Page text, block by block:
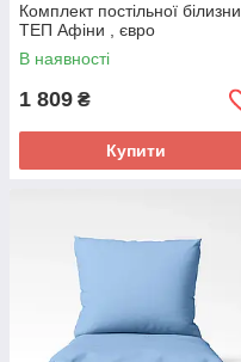
Комплект постільної білизни
ТЕП Афіни , євро
В наявності
1 809 ₴
Купити